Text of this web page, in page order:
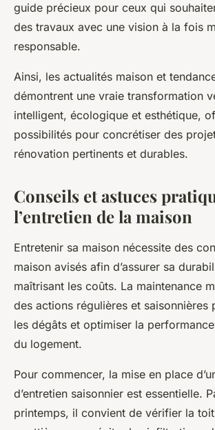
guide précieux pour ceux qui
des travaux avec une vision à la fois
responsable.
Ainsi, les actualités maison et
démontrent une vraie transformation
intelligent, écologique et esthétique,
possibilités pour concrétiser des
rénovation pertinents et durables.
Conseils et astuces
l’entretien de la maison
Entretenir sa maison nécessite des
maison avisés afin d’assurer sa
maîtrisant les coûts. La maintenance
des actions régulières et saisonnières
les dégâts et optimiser la
du logement.
Pour commencer, la mise en place
d’entretien saisonnier est essentielle.
printemps, il convient de vérifier la